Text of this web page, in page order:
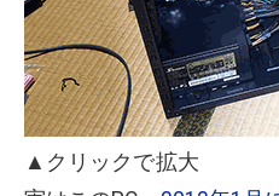
▲クリックで拡大